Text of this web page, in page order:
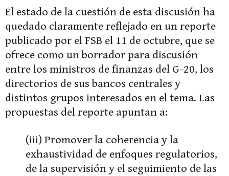
El estado de la cuestión de esta discusión ha
quedado claramente reflejado en un reporte
publicado por el FSB el 11 de octubre, que se
ofrece como un borrador para discusión
entre los ministros de finanzas del G-20, los
directorios de sus bancos centrales y
distintos grupos interesados en el tema. Las
propuestas del reporte apuntan a:
(iii) Promover la coherencia y la
exhaustividad de enfoques regulatorios,
de la supervisión y el seguimiento de las